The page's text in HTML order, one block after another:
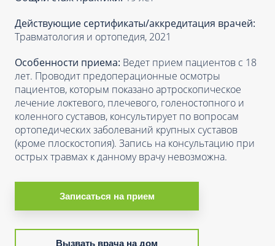
Действующие сертификаты/аккредитация врачей:
Травматология и ортопедия, 2021
Особенности приема: Ведет прием пациентов с 18
лет. Проводит предоперационные осмотры
пациентов, которым показано артроскопическое
лечение локтевого, плечевого, голеностопного и
коленного суставов, консультирует по вопросам
ортопедических заболеваний крупных суставов
(кроме плоскостопия). Запись на консультацию при
острых травмах к данному врачу невозможна.
Записаться на прием
Вызвать врача на дом